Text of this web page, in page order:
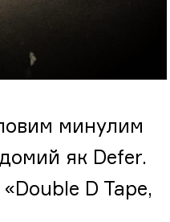
минулим
як Defer.
D Tape,